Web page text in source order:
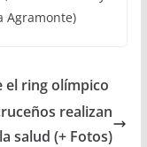
Agramonte)
el ring olímpico
realizan
salud (+ Fotos)